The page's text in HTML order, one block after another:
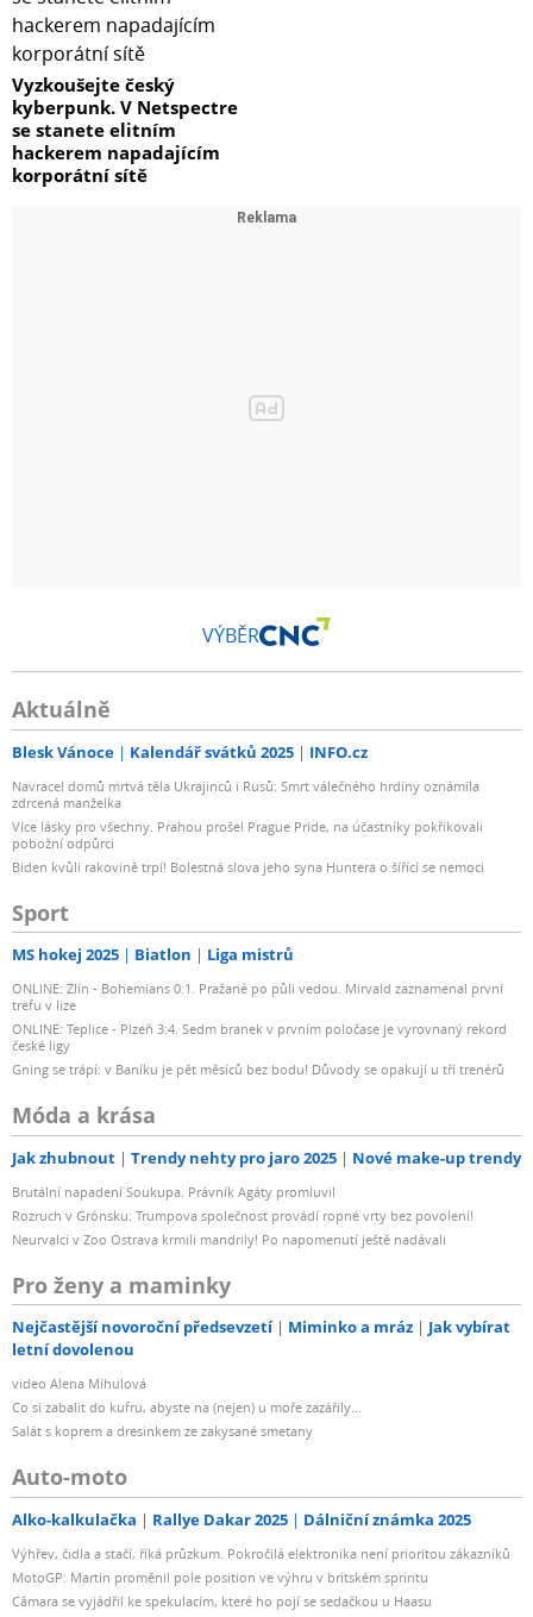
Vyzkoušejte český
kyberpunk. V Netspectre
se stanete elitním
hackerem napadajícím
korporátní sítě
VÝBĚR
Aktuálně
Blesk Vánoce Kalendář svátků 2025 INFO.cz
Navracel domů mrtvá těla Ukrajinců i Rusů: Smrt válečného hrdiny oznámila
zdrcená manželka
Více lásky pro všechny. Prahou prošel Prague Pride, na účastníky pokřikovali
pobožní odpůrci
Biden kvůli rakovině trpí! Bolestná slova jeho syna Huntera o šířící se nemoci
Sport
MS hokej 2025 Biatlon Liga mistrů
ONLINE: Zlín - Bohemians 0:1. Pražané po půli vedou. Mirvald zaznamenal první
trefu v lize
ONLINE: Teplice - Plzeň 3:4. Sedm branek v prvním poločase je vyrovnaný rekord
české ligy
Gning se trápí: v Baníku je pět měsíců bez bodu! Důvody se opakují u tří trenérů
Móda a krása
Jak zhubnout Trendy nehty pro jaro 2025 Nové make-up trendy
Brutální napadení Soukupa. Právník Agáty promluvil
Rozruch v Grónsku: Trumpova společnost provádí ropné vrty bez povolení!
Neurvalci v Zoo Ostrava krmili mandrily! Po napomenutí ještě nadávali
Pro ženy a maminky
Nejčastější novoroční předsevzetí Miminko a mráz
Jak vybírat
letní dovolenou
video Alena Mihulová
Co si zabalit do kufru, abyste na (nejen) u moře zazářily...
Salát s koprem a dresinkem ze zakysané smetany
Auto-moto
Alko-kalkulačka Rallye Dakar 2025 Dálniční známka 2025
Výhřev, čidla a stačí, říká průzkum. Pokročilá elektronika není prioritou zákazníků
MotoGP: Martin proměnil pole position ve výhru v britském sprintu
Câmara se vyjádřil ke spekulacím, které ho pojí se sedačkou u Haasu